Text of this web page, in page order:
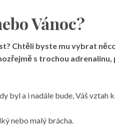
Vánoc?
Chtěli byste mu vybrat
s trochou
byl a i nadále bude, Váš vztah
nebo malý brácha.